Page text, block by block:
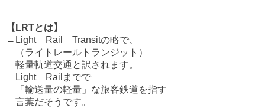
【LRTとは】
→Light Rail Transitの略で、
（ライトレールトランジット）
軽量軌道交通と訳されます。
Light Railまでで
「輸送量の軽量」な旅客鉄道を指す
言葉だそうです。